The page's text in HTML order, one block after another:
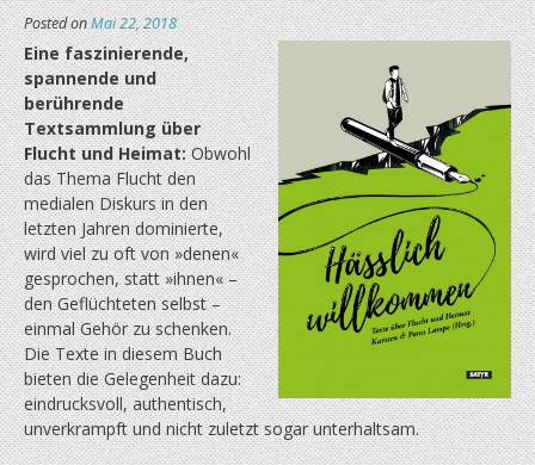
Posted onMai 22, 2018
Eine faszinierende,
spannende und
berührende
Textsammlung über
Flucht und Heimat:Obwohl
das Thema Flucht den
medialen Diskurs in den
letzten Jahren dominierte,
wird viel zu oft von »denen«
gesprochen, statt »ihnen« –
den Geflüchteten selbst –
einmal Gehör zu schenken.
Die Texte in diesem Buch
bieten die Gelegenheit dazu:
eindrucksvoll, authentisch,
unverkrampft und nicht zuletzt sogar unterhaltsam.